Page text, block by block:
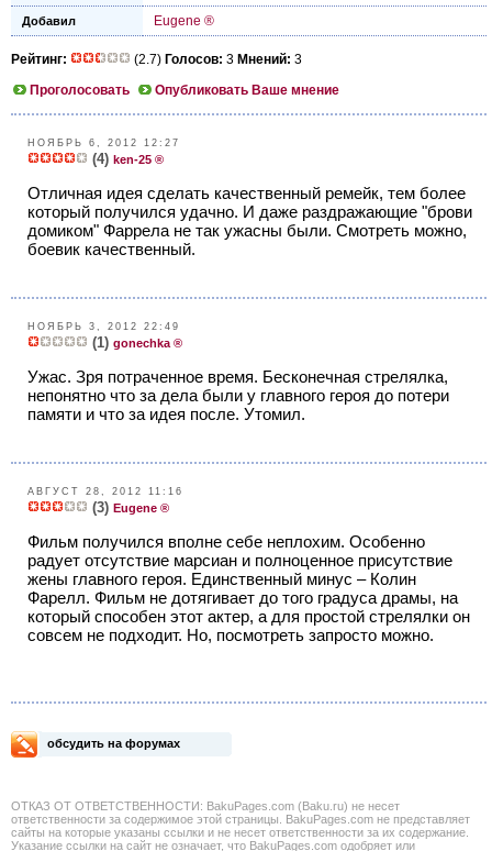
Добавил Eugene ®
Рейтинг: (2.7) Голосов: 3 Мнений: 3
Проголосовать
Опубликовать Ваше мнение
НОЯБРЬ 6, 2012 12:27
(4) ken-25 ®
Отличная идея сделать качественный ремейк, тем более
который получился удачно. И даже раздражающие "брови
домиком" Фаррела не так ужасны были. Смотреть можно,
боевик качественный.
НОЯБРЬ 3, 2012 22:49
(1) gonechka ®
Ужас. Зря потраченное время. Бесконечная стрелялка,
непонятно что за дела были у главного героя до потери
памяти и что за идея после. Утомил.
АВГУСТ 28, 2012 11:16
(3) Eugene ®
Фильм получился вполне себе неплохим. Особенно
радует отсутствие марсиан и полноценное присутствие
жены главного героя. Единственный минус – Колин
Фарелл. Фильм не дотягивает до того градуса драмы, на
который способен этот актер, а для простой стрелялки он
совсем не подходит. Но, посмотреть запросто можно.
обсудить на форумах
ОТКАЗ ОТ ОТВЕТСТВЕННОСТИ: BakuPages.com (Baku.ru) не несет
ответственности за содержимое этой страницы. BakuPages.com не представляет
сайты на которые указаны ссылки и не несет ответственности за их содержание.
Указание ссылки на сайт не означает, что BakuPages.com одобряет или